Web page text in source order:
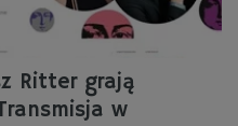
Ritter grają
w